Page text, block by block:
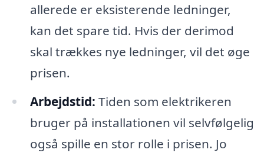
allerede er eksisterende ledninger,
kan det spare tid. Hvis der derimod
skal trækkes nye ledninger, vil det øge
prisen.
Arbejdstid: Tiden som elektrikeren
bruger på installationen vil selvfølgelig
også spille en stor rolle i prisen. Jo